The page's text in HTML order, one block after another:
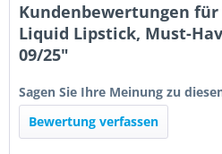
Kundenbewertungen
Liquid Lipstick, Must-
09/25"
Sagen Sie Ihre Meinung zu
Bewertung verfassen